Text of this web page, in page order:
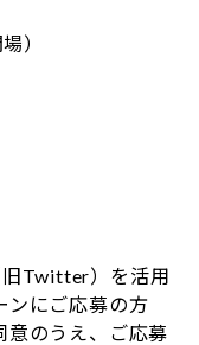
）
旧Twitter）を活用
ンにご応募の方
意のうえ、ご応募